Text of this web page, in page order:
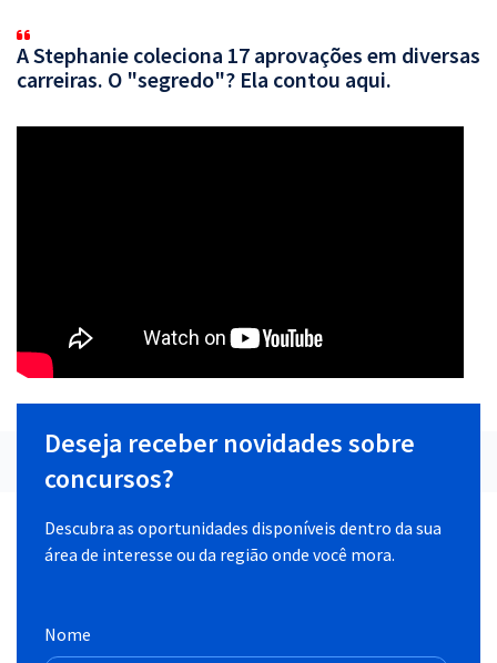
A Stephanie coleciona 17 aprovações em diversas
carreiras. O "segredo"? Ela contou aqui.
Deseja receber novidades sobre
concursos?
Descubra as oportunidades disponíveis dentro da sua
área de interesse ou da região onde você mora.
Nome